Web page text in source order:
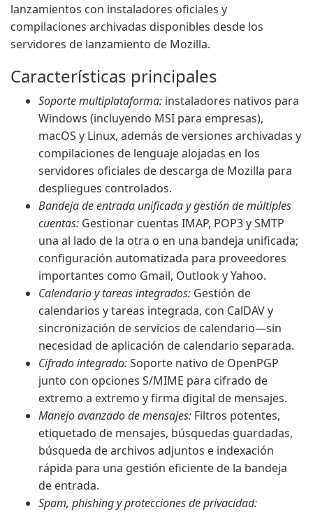
lanzamientos con instaladores oficiales y
compilaciones archivadas disponibles desde los
servidores de lanzamiento de Mozilla.
Características principales
Soporte multiplataforma: instaladores nativos para
Windows (incluyendo MSI para empresas),
macOS y Linux, además de versiones archivadas y
compilaciones de lenguaje alojadas en los
servidores oficiales de descarga de Mozilla para
despliegues controlados.
Bandeja de entrada unificada y gestión de múltiples
cuentas: Gestionar cuentas IMAP, POP3 y SMTP
una al lado de la otra o en una bandeja unificada;
configuración automatizada para proveedores
importantes como Gmail, Outlook y Yahoo.
Calendario y tareas integrados: Gestión de
calendarios y tareas integrada, con CalDAV y
sincronización de servicios de calendario—sin
necesidad de aplicación de calendario separada.
Cifrado integrado:Soporte nativo de OpenPGP
junto con opciones S/MIME para cifrado de
extremo a extremo y firma digital de mensajes.
Manejo avanzado de mensajes: Filtros potentes,
etiquetado de mensajes, búsquedas guardadas,
búsqueda de archivos adjuntos e indexación
rápida para una gestión eficiente de la bandeja
de entrada.
Spam, phishing y protecciones de privacidad: